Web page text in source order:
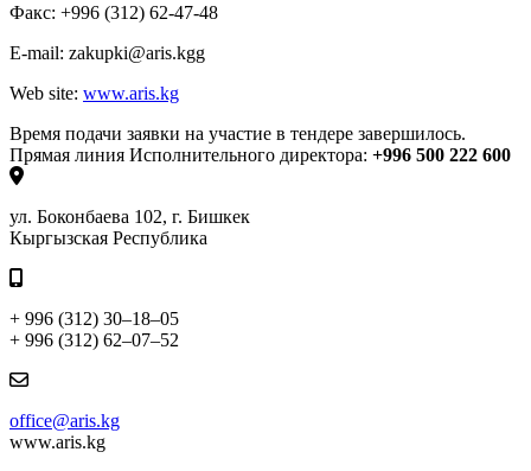
Факс: +996 (312) 62-47-48
E-mail: zakupki@aris.kgg
Web site: www.aris.kg
Время подачи заявки на участие в тендере завершилось.
Прямая линия Исполнительного директора: +996 500 222 600
ул. Боконбаева 102, г. Бишкек
Кыргызская Республика
+ 996 (312) 30–18–05
+ 996 (312) 62–07–52
office@aris.kg
www.aris.kg